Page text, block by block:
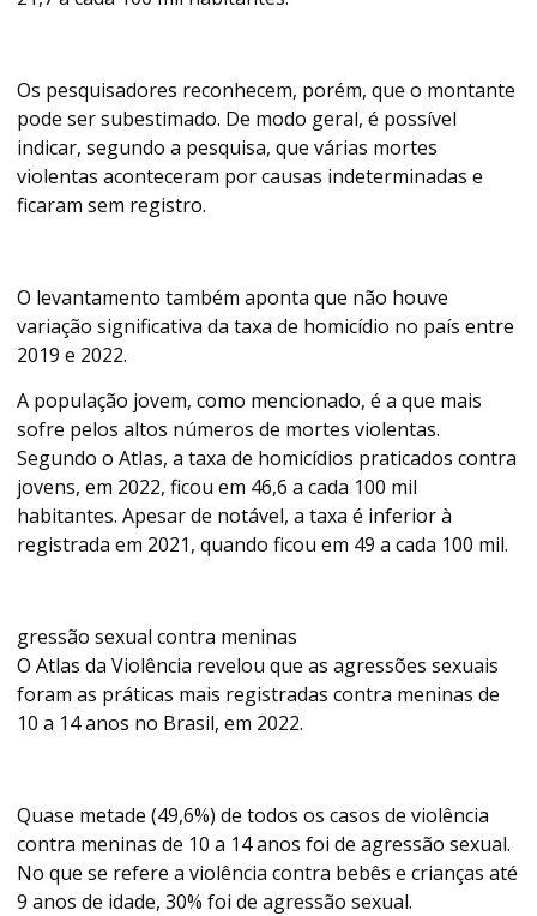
Os pesquisadores reconhecem, porém, que o montante
pode ser subestimado. De modo geral, é possível
indicar, segundo a pesquisa, que várias mortes
violentas aconteceram por causas indeterminadas e
ficaram sem registro.
O levantamento também aponta que não houve
variação significativa da taxa de homicídio no país entre
2019 e 2022.
A população jovem, como mencionado, é a que mais
sofre pelos altos números de mortes violentas.
Segundo o Atlas, a taxa de homicídios praticados contra
jovens, em 2022, ficou em 46,6 a cada 100 mil
habitantes. Apesar de notável, a taxa é inferior à
registrada em 2021, quando ficou em 49 a cada 100 mil.
gressão sexual contra meninas
O Atlas da Violência revelou que as agressões sexuais
foram as práticas mais registradas contra meninas de
10 a 14 anos no Brasil, em 2022.
Quase metade (49,6%) de todos os casos de violência
contra meninas de 10 a 14 anos foi de agressão sexual.
No que se refere a violência contra bebês e crianças até
9 anos de idade, 30% foi de agressão sexual.